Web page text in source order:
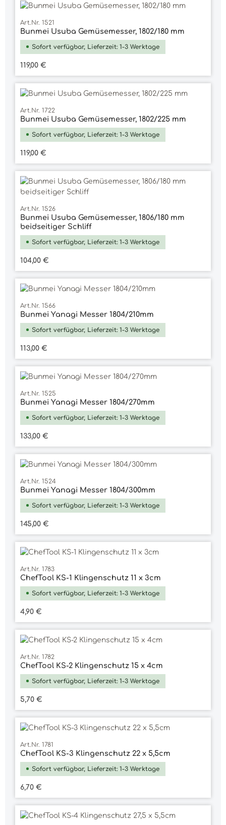
Art.Nr. 1521
Bunmei Usuba Gemüsemesser, 1802/180 mm
Sofort verfügbar, Lieferzeit: 1-3 Werktage
Regulärer Preis:
119,00 €
Art.Nr. 1722
Bunmei Usuba Gemüsemesser, 1802/225 mm
Sofort verfügbar, Lieferzeit: 1-3 Werktage
Regulärer Preis:
119,00 €
Art.Nr. 1526
Bunmei Usuba Gemüsemesser, 1806/180 mm
beidseitiger Schliff
Sofort verfügbar, Lieferzeit: 1-3 Werktage
Regulärer Preis:
104,00 €
Art.Nr. 1566
Bunmei Yanagi Messer 1804/210mm
Sofort verfügbar, Lieferzeit: 1-3 Werktage
Regulärer Preis:
113,00 €
Art.Nr. 1525
Bunmei Yanagi Messer 1804/270mm
Sofort verfügbar, Lieferzeit: 1-3 Werktage
Regulärer Preis:
133,00 €
Art.Nr. 1524
Bunmei Yanagi Messer 1804/300mm
Sofort verfügbar, Lieferzeit: 1-3 Werktage
Regulärer Preis:
145,00 €
Art.Nr. 1783
ChefTool KS-1 Klingenschutz 11 x 3cm
Sofort verfügbar, Lieferzeit: 1-3 Werktage
Regulärer Preis:
4,90 €
Art.Nr. 1782
ChefTool KS-2 Klingenschutz 15 x 4cm
Sofort verfügbar, Lieferzeit: 1-3 Werktage
Regulärer Preis:
5,70 €
Art.Nr. 1781
ChefTool KS-3 Klingenschutz 22 x 5,5cm
Sofort verfügbar, Lieferzeit: 1-3 Werktage
Regulärer Preis:
6,70 €